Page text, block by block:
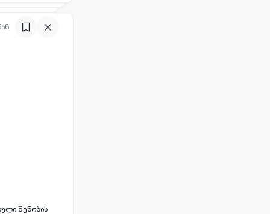
შენობის